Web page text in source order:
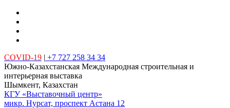
COVID-19 | +7 727 258 34 34
Южно-Казахстанская Международная строительная и
интерьерная выставка
Шымкент, Казахстан
КГУ «Выставочный центр»
микр. Нурсат, проспект Астана 12